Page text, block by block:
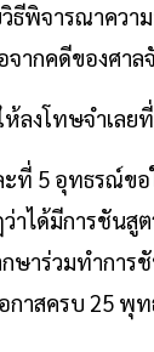
ธีพิจารณาควา
จากคดีของศา
ลงโทษจำเลย
ะที่ 5 อุทธรณ์ข
าได้มีการชัน
ษาร่วมทำการ
กาสครบ 25 พุ